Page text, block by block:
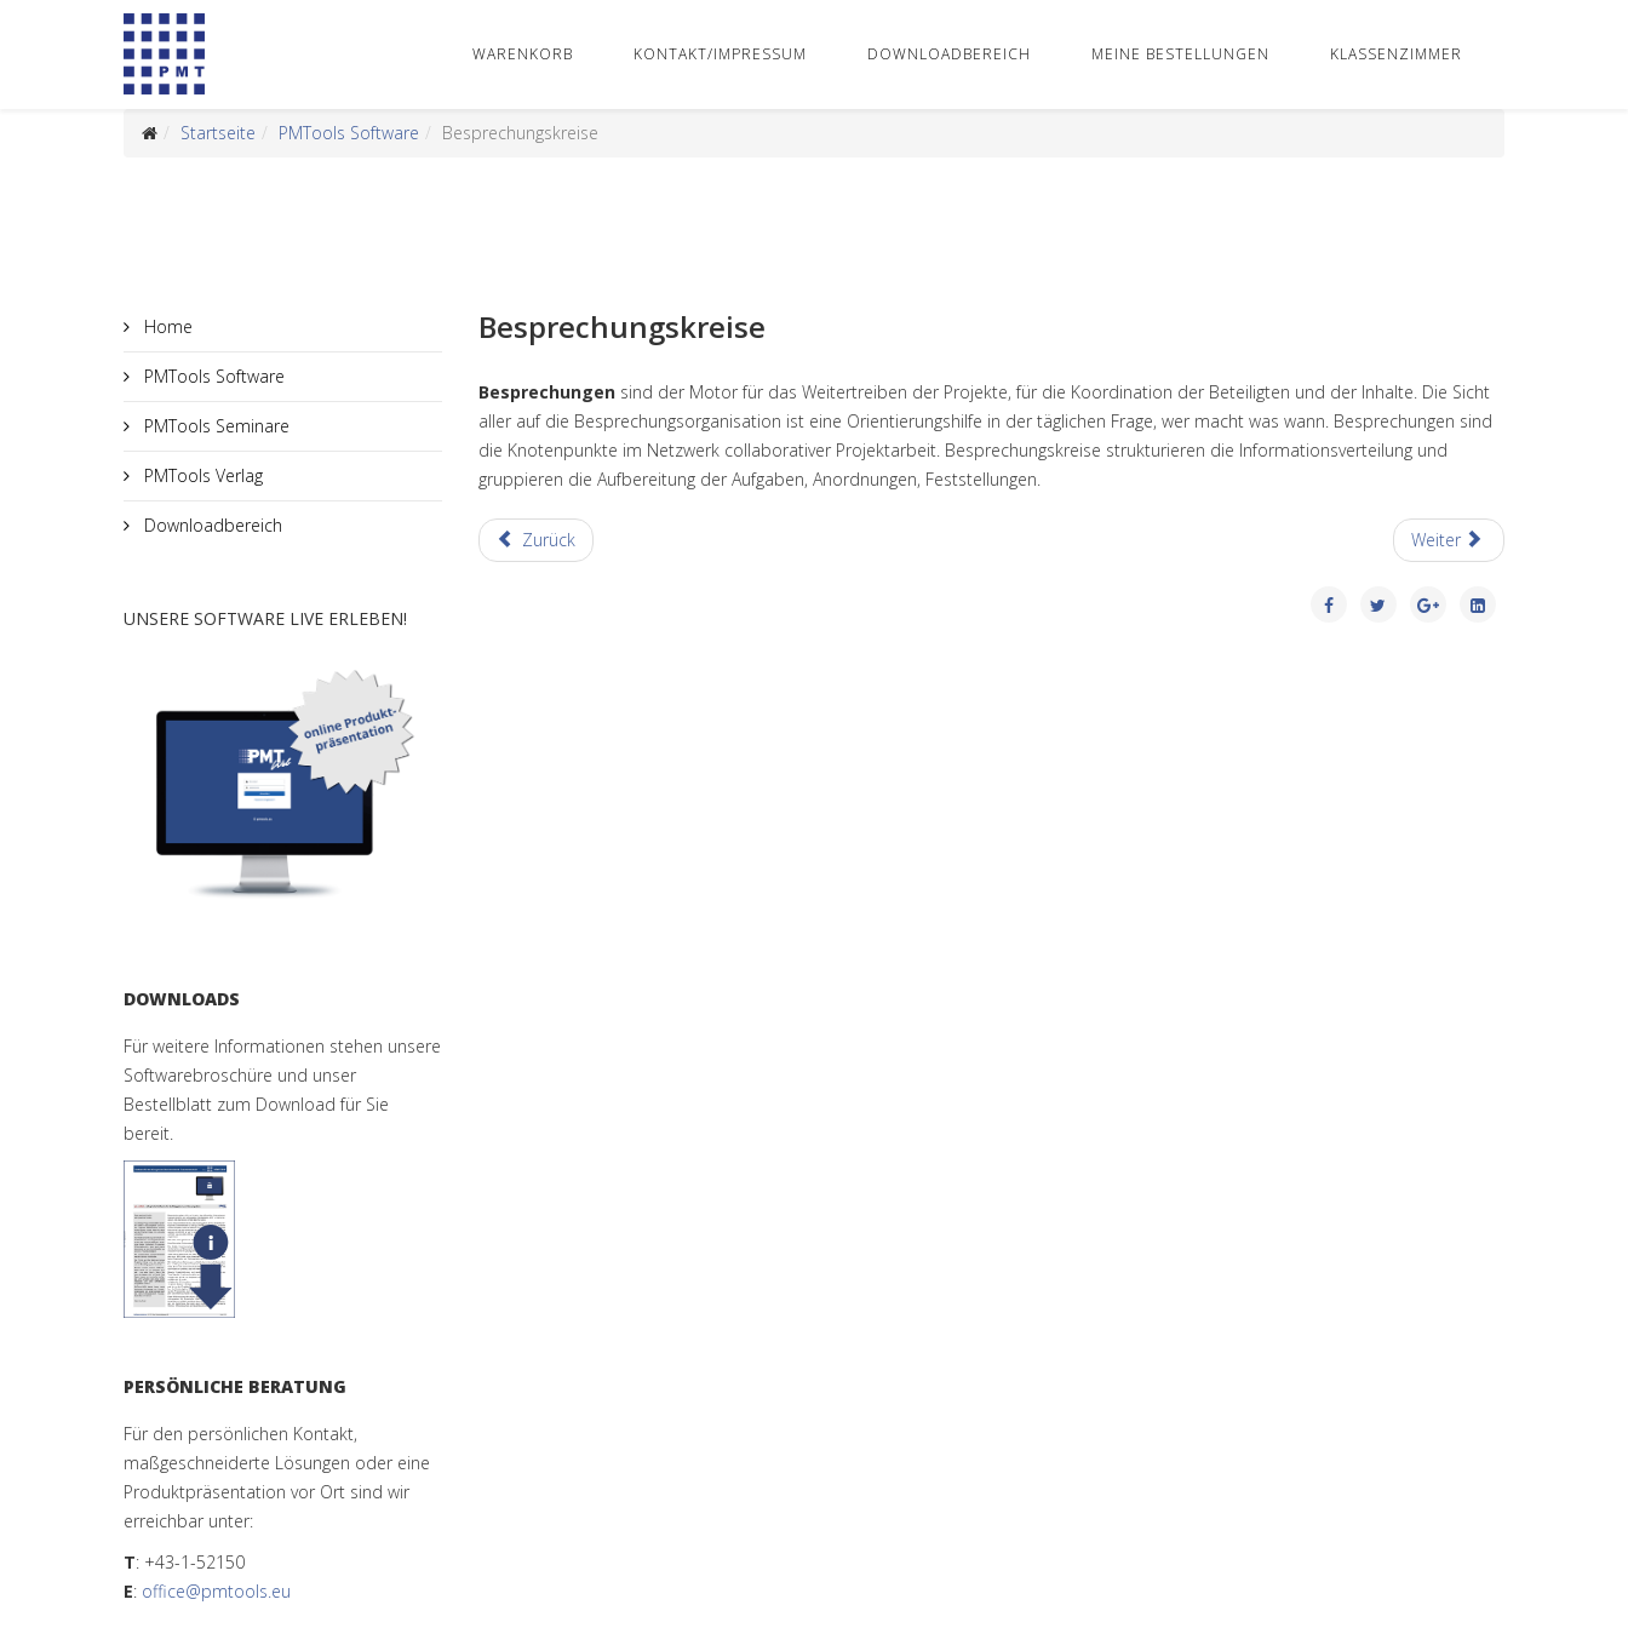
WARENKORB KONTAKT/IMPRESSUM DOWNLOADBEREICH MEINE BESTELLUNGEN KLASSENZIMMER
Startseite PMTools Software Besprechungskreise
Home
PMTools Software
PMTools Seminare
PMTools Verlag
Downloadbereich
UNSERE SOFTWARE LIVE ERLEBEN!
DOWNLOADS
Für weitere Informationen stehen unsere
Softwarebroschüre und unser
Bestellblatt zum Download für Sie
bereit.
PERSÖNLICHE BERATUNG
Für den persönlichen Kontakt,
maßgeschneiderte Lösungen oder eine
Produktpräsentation vor Ort sind wir
erreichbar unter:
T: +43-1-52150
E: office@pmtools.eu
Besprechungskreise
Besprechungensind der Motor für das Weitertreiben der Projekte, für die Koordination der Beteiligten und der Inhalte. Die Sicht
aller auf die Besprechungsorganisation ist eine Orientierungshilfe in der täglichen Frage, wer macht was wann. Besprechungen sind
die Knotenpunkte im Netzwerk collaborativer Projektarbeit. Besprechungskreise strukturieren die Informationsverteilung und
gruppieren die Aufbereitung der Aufgaben, Anordnungen, Feststellungen.
Zurück Weiter